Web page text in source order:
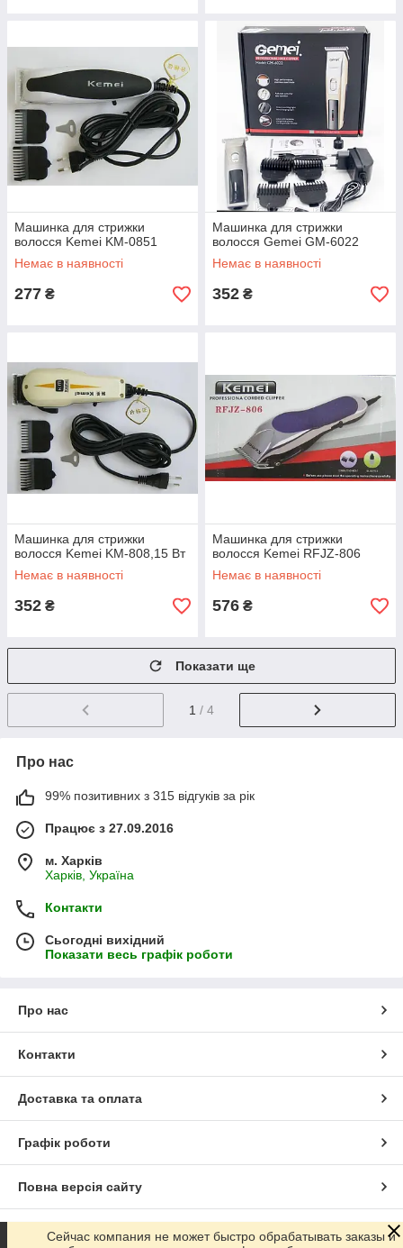
Машинка для стрижки
волосся Kemei KM-0851
Немає в наявності
277 ₴
Машинка для стрижки
волосся Gemei GM-6022
Немає в наявності
352 ₴
Машинка для стрижки
волосся Kemei KM-808,15 Вт
Немає в наявності
352 ₴
Машинка для стрижки
волосся Kemei RFJZ-806
Немає в наявності
576 ₴
Показати ще
1 / 4
Про нас
99% позитивних з 315 відгуків за рік
Працює з 27.09.2016
м. Харків
Харків, Україна
Контакти
Сьогодні вихідний
Показати весь графік роботи
Про нас
Контакти
Доставка та оплата
Графік роботи
Повна версія сайту
Сайт створено на маркетплейсі Prom.ua
Сейчас компания не может быстро обрабатывать заказы и